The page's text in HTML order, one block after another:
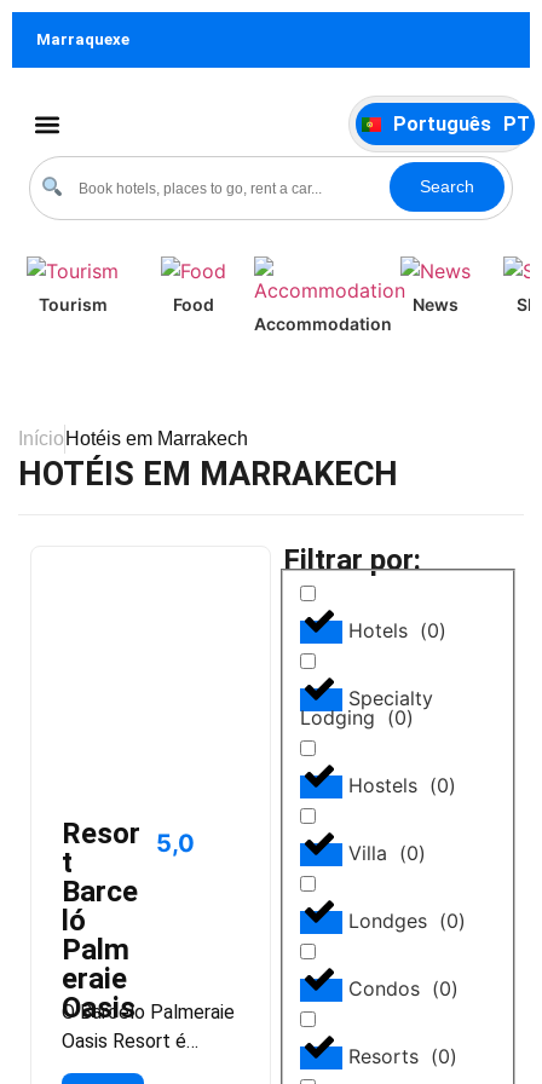
Marraquexe
Search
Português PT
Français FR
Italiano IT
Español ES
Tourism
Food
Accommodation
News
Início Hotéis em Marrakech
HOTÉIS EM MARRAKECH
Filtrar por:
Hotels (0)
Specialty
Lodging (0)
Hostels (0)
Villa (0)
Londges (0)
Condos (0)
Resorts (0)
Resor
t
Barce
ló
Palm
eraie
Oasis
5,0
O Barcelo Palmeraie
Oasis Resort é
elogiado por muitos